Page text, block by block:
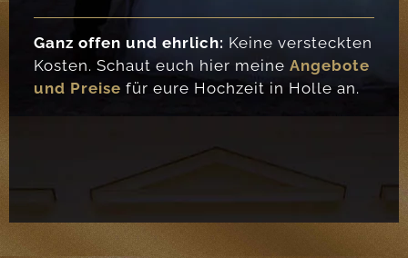
Ganz offen und ehrlich: Keine versteckten
Kosten. Schaut euch hier meine Angebote
und Preise für eure Hochzeit in Holle an.